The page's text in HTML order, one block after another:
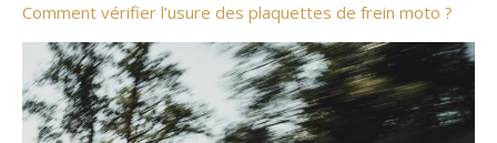
Comment vérifier l’usure des plaquettes de frein moto ?